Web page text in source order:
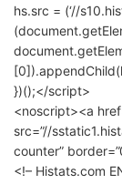
hs.src = (‘//
})();</script>
<noscript><a
src=”//
counter”
<!– Histats.com